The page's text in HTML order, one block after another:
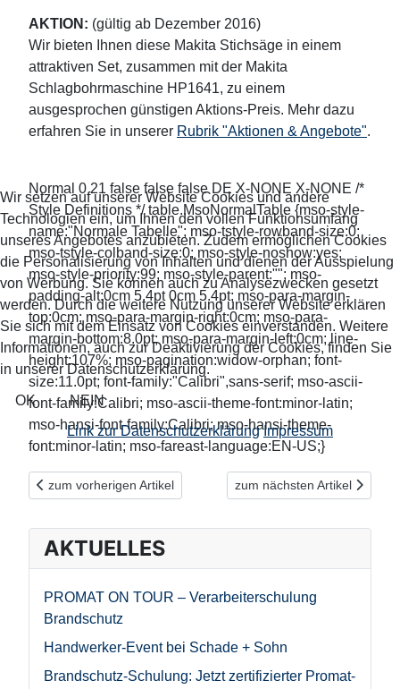
AKTION: (gültig ab Dezember 2016)
Wir bieten Ihnen diese Makita Stichsäge in einem
attraktiven Set, zusammen mit der Makita
Schlagbohrmaschine HP1641, zu einem
ausgesprochen günstigen Aktions-Preis. Mehr dazu
erfahren Sie in unserer Rubrik "Aktionen & Angebote".
Normal 0 21 false false false DE X-NONE X-NONE /*
Style Definitions */ table.MsoNormalTable {mso-style-
name:"Normale Tabelle"; mso-tstyle-rowband-size:0;
mso-tstyle-colband-size:0; mso-style-noshow:yes;
mso-style-priority:99; mso-style-parent:""; mso-
padding-alt:0cm 5.4pt 0cm 5.4pt; mso-para-margin-
top:0cm; mso-para-margin-right:0cm; mso-para-
margin-bottom:8.0pt; mso-para-margin-left:0cm; line-
height:107%; mso-pagination:widow-orphan; font-
size:11.0pt; font-family:"Calibri",sans-serif; mso-ascii-
font-family:Calibri; mso-ascii-theme-font:minor-latin;
mso-hansi-font-family:Calibri; mso-hansi-theme-
font:minor-latin; mso-fareast-language:EN-US;}
Vorheriger Beitrag: Leicht, kompakt, robust und leistungsstark
zum vorherigen Artikel Nächster Beitrag: Schade +
zum nächsten Artikel
AKTUELLES
PROMAT ON TOUR – Verarbeiterschulung
Brandschutz
Handwerker-Event bei Schade + Sohn
Brandschutz-Schulung: Jetzt zertifizierter Promat-
Wir setzen auf unserer Website Cookies und andere
Technologien ein, um Ihnen den vollen Funktionsumfang
unseres Angebotes anzubieten. Zudem ermöglichen Cookies
die Personalisierung von Inhalten und dienen der Ausspielung
von Werbung. Sie können auch zu Analysezwecken gesetzt
werden. Durch die weitere Nutzung unserer Website erklären
Sie sich mit dem Einsatz von Cookies einverstanden. Weitere
Informationen, auch zur Deaktivierung der Cookies, finden Sie
in unserer Datenschutzerklärung.
OK NEIN
Link zur Datenschutzerklärung Impressum